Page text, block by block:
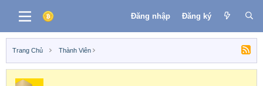
Đăng nhập Đăng ký
Trang Chủ Thành Viên